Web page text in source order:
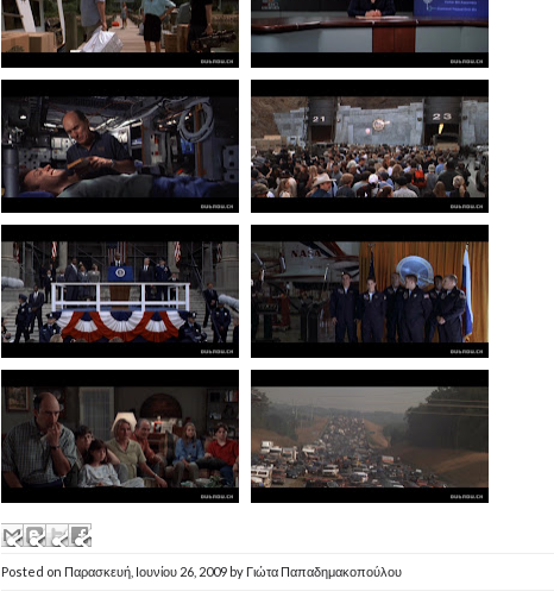
Posted on Παρασκευή, Ιουνίου 26, 2009 by Γιώτα Παπαδημακοπούλου